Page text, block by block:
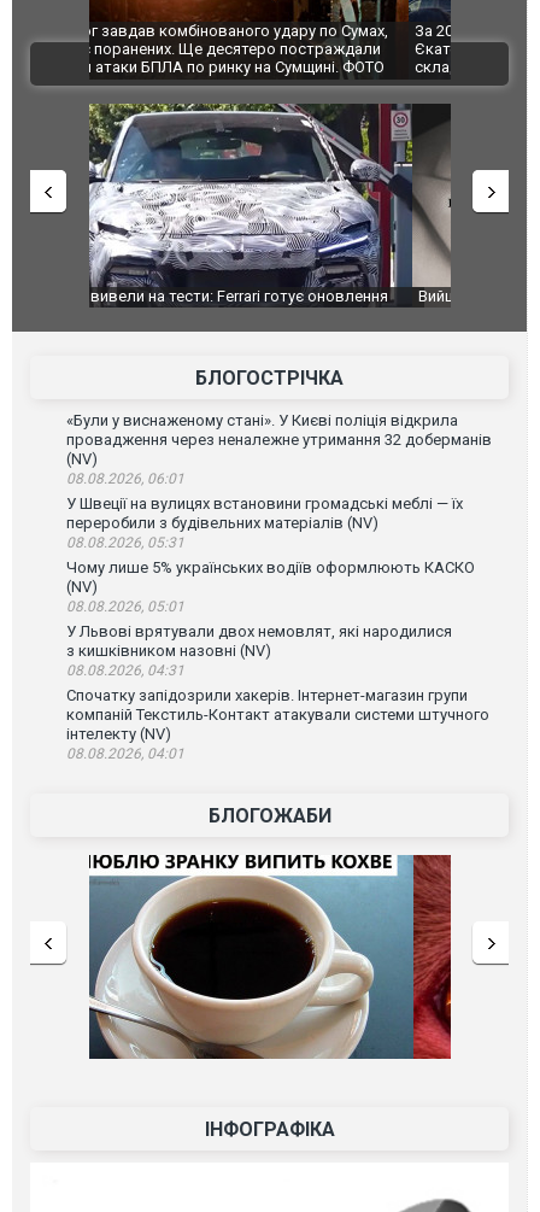
За 2000 кілометрів від кордону з Україною: в
Єкатеринбурзі після атаки дронів загорівся
склад Wildberries. ФОТО. ВІДЕО
"Мої
ВІДЕО
Вийшов трейлер нової екранізації легендарного
БЛОГОСТРІЧКА
«Були у виснаженому стані». У Києві поліція відкрила
провадження через неналежне утримання 32 доберманів
(NV)
08.08.2026, 06:01
У Швеції на вулицях встановини громадські меблі — їх
переробили з будівельних матеріалів (NV)
08.08.2026, 05:31
Чому лише 5% українських водіїв оформлюють КАСКО
(NV)
08.08.2026, 05:01
У Львові врятували двох немовлят, які народилися
з кишківником назовні (NV)
08.08.2026, 04:31
Спочатку запідозрили хакерів. Інтернет-магазин групи
компаній Текстиль-Контакт атакували системи штучного
інтелекту (NV)
08.08.2026, 04:01
БЛОГОЖАБИ
ІНФОГРАФІКА